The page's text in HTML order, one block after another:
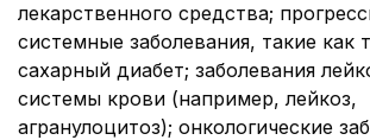
лекарственного средства;
системные заболевания, такие как
сахарный диабет; заболевания
системы крови (например, лейкоз,
агранулоцитоз); онкологические